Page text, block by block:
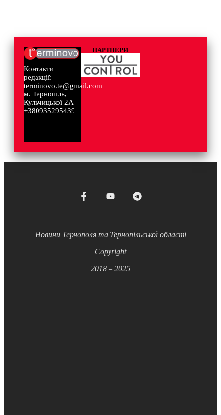
Контакти
редакції:
terminovo.te@gmail.com
м. Тернопіль,
Кульчицької 2А
+380935295439
ПАРТНЕРИ
Новини Тернополя та Тернопільської області
Copyright
2018 – 2025